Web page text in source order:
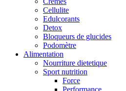
Cellulite
Edulcorants
Detox
Bloqueurs de glucides
Podomètre
Alimentation
Nourriture dietetique
Sport nutrition
Force
Performance